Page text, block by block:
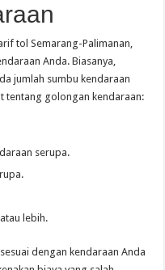
tol Semarang-Palimanan,
Anda. Biasanya,
jumlah sumbu kendaraan
tentang golongan kendaraan:
serupa.
lebih.
dengan kendaraan Anda